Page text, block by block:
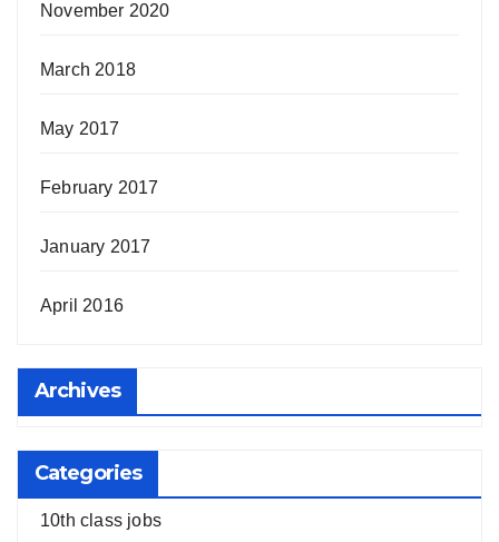
November 2020
March 2018
May 2017
February 2017
January 2017
April 2016
Archives
Categories
10th class jobs